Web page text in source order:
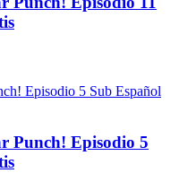
Punch! Episodio 5